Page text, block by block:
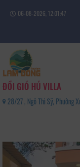
06-08-2026, 12:01:48
ĐỒI GIÓ HÚ VILLA
28/27 , Ngô Thì Sỹ, Phường